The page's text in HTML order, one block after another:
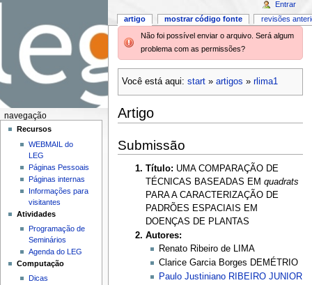
Não foi possível enviar o arquivo. Será algum
problema com as permissões?
Você está aqui: start» artigos » rlima1
Artigo
Submissão
Título: UMA COMPARAÇÃO DE
TÉCNICAS BASEADAS EMquadrats
PARA A CARACTERIZAÇÃO DE
PADRÕES ESPACIAIS EM
DOENÇAS DE PLANTAS
Autores:
Renato Ribeiro de LIMA
Clarice Garcia Borges DEMÉTRIO
Paulo Justiniano RIBEIRO JUNIOR
artigo mostrar código fonte revisões
Entrar
navegação
Recursos
WEBMAIL do
LEG
Páginas Pessoais
Páginas internas
Informações para
visitantes
Atividades
Programação de
Seminários
Agenda do LEG
Computação
Dicas